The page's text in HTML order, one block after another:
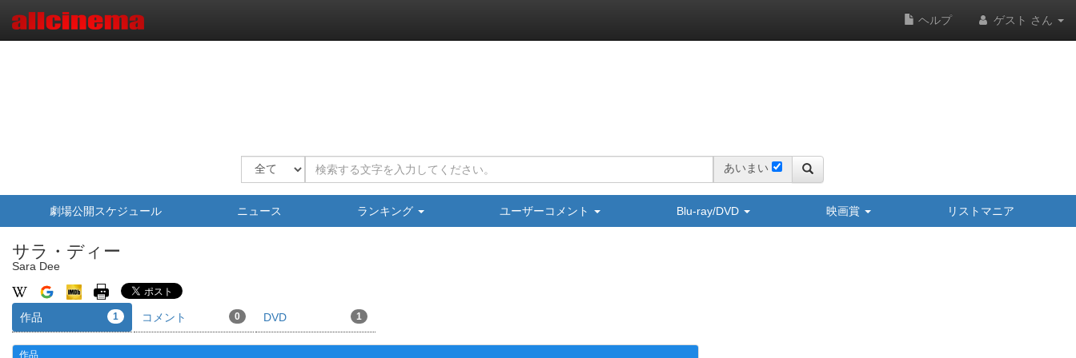
ヘルプ ゲスト さん
あいまい
劇場公開スケジュール ニュース ランキング ユーザーコメント Blu-ray/DVD 映画賞 リストマニア
サラ・ディー
Sara Dee
作品 1 コメント 0 DVD 1
作品